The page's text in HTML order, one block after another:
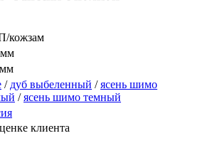
кожзам
мм
/ дуб выбеленный /ясень шимо
/ясень шимо темный
клиента